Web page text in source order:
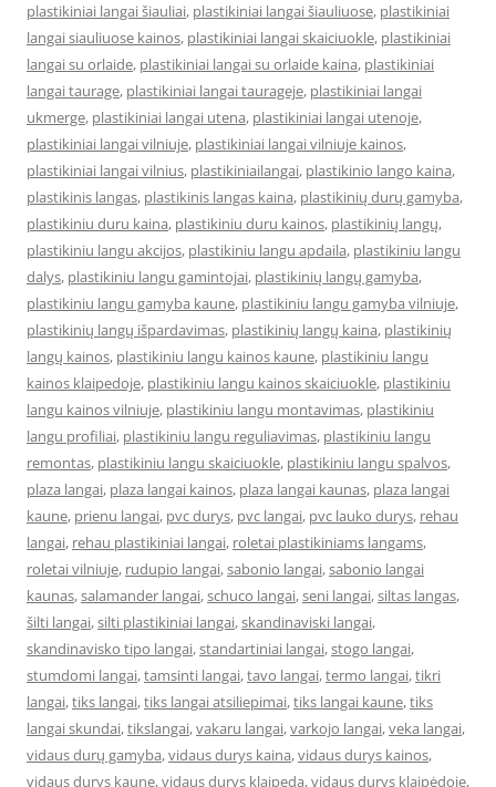
plastikiniai langai šiauliai, plastikiniai langai šiauliuose, plastikiniai
langai siauliuose kainos, plastikiniai langai skaiciuokle, plastikiniai
langai su orlaide, plastikiniai langai su orlaide kaina, plastikiniai
langai taurage, plastikiniai langai taurageje, plastikiniai langai
ukmerge, plastikiniai langai utena, plastikiniai langai utenoje,
plastikiniai langai vilniuje, plastikiniai langai vilniuje kainos,
plastikiniai langai vilnius, plastikiniailangai, plastikinio lango kaina,
plastikinis langas, plastikinis langas kaina, plastikinių durų gamyba,
plastikiniu duru kaina, plastikiniu duru kainos, plastikinių langų,
plastikiniu langu akcijos, plastikiniu langu apdaila, plastikiniu langu
dalys, plastikiniu langu gamintojai, plastikinių langų gamyba,
plastikiniu langu gamyba kaune, plastikiniu langu gamyba vilniuje,
plastikinių langų išpardavimas, plastikinių langų kaina, plastikinių
langų kainos, plastikiniu langu kainos kaune, plastikiniu langu
kainos klaipedoje, plastikiniu langu kainos skaiciuokle, plastikiniu
langu kainos vilniuje, plastikiniu langu montavimas, plastikiniu
langu profiliai, plastikiniu langu reguliavimas, plastikiniu langu
remontas, plastikiniu langu skaiciuokle, plastikiniu langu spalvos,
plaza langai, plaza langai kainos, plaza langai kaunas, plaza langai
kaune, prienu langai, pvc durys, pvc langai, pvc lauko durys, rehau
langai, rehau plastikiniai langai, roletai plastikiniams langams,
roletai vilniuje, rudupio langai,sabonio langai,sabonio langai
kaunas,salamander langai,schuco langai,seni langai,siltas langas,
šilti langai,silti plastikiniai langai,skandinaviski langai,
skandinavisko tipo langai,standartiniai langai,stogo langai,
stumdomi langai,tamsinti langai,tavo langai,termo langai,tikri
langai,tiks langai,tiks langai atsiliepimai,tiks langai kaune,tiks
langai skundai,tikslangai,vakaru langai,varkojo langai,veka langai,
vidaus durų gamyba,vidaus durys kaina,vidaus durys kainos,
vidaus durys kaune,vidaus durys klaipeda,vidaus durys klaipėdoje,